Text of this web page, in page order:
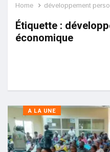
Home développement
Étiquette :
économique
A LA UNE